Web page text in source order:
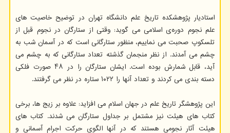
استادیار پژوهشکده تاریخ علم دانشگاه تهران در توضیح خاصیت های
علم نجوم دوره‌ی اسلامی می گوید: وقتی از ستارگان در نجوم قبل از
تلسکوپ صحبت می نماییم، منظور ستارگانی است که در آسمان شب به
چشم می آمدند. از نظر منجمان گذشته تعداد ستارگانی که به چشم می
آید، قابل شمارش بوده است. ایشان ستارگان را در ۴۸ صورت فلکی
دسته بندی می کردند و تعداد آنها را ۱۰۲۲ ستاره در نظر می گرفتند.
این پژوهشگر تاریخ علم در جهان اسلام می افزاید: علاوه بر زیج ها، برخی
کتاب های هیئت نیز مشتمل بر جداول ستارگان می شدند. کتاب های
هیئت آثار نجومی هستند که در آنها الگوی حرکت اجرام آسمانی و